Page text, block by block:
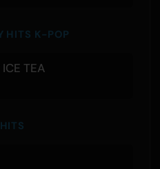
HITS K-POP
TEA